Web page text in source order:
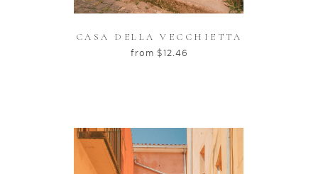
CASA DELLA VECCHIETTA
from $12.46